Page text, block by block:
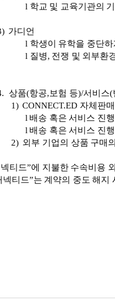
l 학교 및 교육기관의
가디언
l 학생이 유학을 중단하
l 질병, 전쟁 및 외부환
상품(항공,보험 등)/서비스(
1) CONNECT.ED 자체판매
l 배송 혹은 서비스 진행
l 배송 혹은 서비스 진행
2) 외부 기업의 상품 구매의
티드”에 지불한 수속비용
넥티드”는 계약의 중도 해지